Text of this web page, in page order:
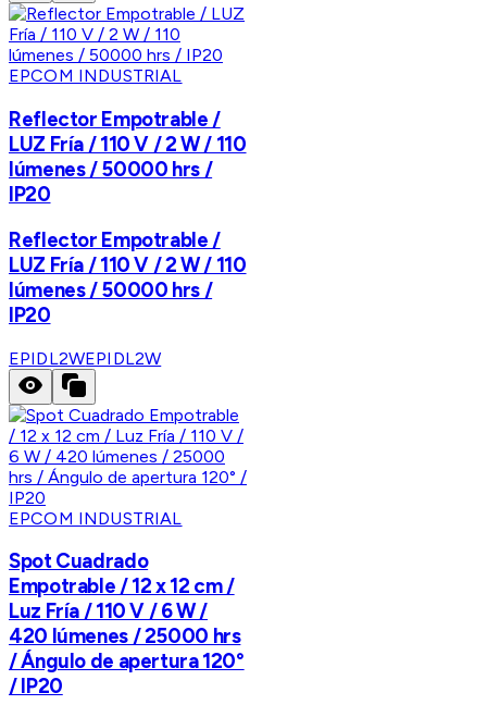
EPCOM INDUSTRIAL
Reflector Empotrable /
LUZ Fría / 110 V / 2 W / 110
lúmenes / 50000 hrs /
IP20
Reflector Empotrable /
LUZ Fría / 110 V / 2 W / 110
lúmenes / 50000 hrs /
IP20
EPIDL2WEPIDL2W
EPCOM INDUSTRIAL
Spot Cuadrado
Empotrable / 12 x 12 cm /
Luz Fría / 110 V / 6 W /
420 lúmenes / 25000 hrs
/ Ángulo de apertura 120°
/ IP20